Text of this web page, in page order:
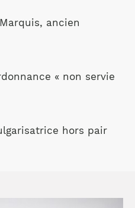
ancien
« non servie
hors pair